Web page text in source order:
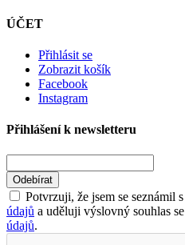
ÚČET
Přihlásit se
Zobrazit košík
Facebook
Instagram
Přihlášení k newsletteru
Odebírat
Potvrzuji, že jsem se seznámil s
údajů a uděluji výslovný souhlas se
údajů.